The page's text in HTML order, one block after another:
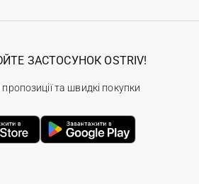
ЗАСТОСУНОК OSTRIV!
та швидкі покупки